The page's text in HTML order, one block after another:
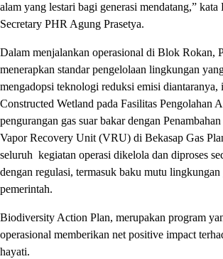
alam yang lestari bagi generasi mendatang,” kata
Secretary PHR Agung Prasetya.
Dalam menjalankan operasional di Blok Rokan,
menerapkan standar pengelolaan lingkungan
mengadopsi teknologi reduksi emisi diantaranya,
Constructed Wetland pada Fasilitas Pengolahan
pengurangan gas suar bakar dengan
Vapor Recovery Unit (VRU) di Bekasap Gas
seluruh kegiatan operasi dikelola dan diproses
dengan regulasi, termasuk baku mutu
pemerintah.
Biodiversity Action Plan, merupakan program
operasional memberikan net positive impact
hayati.